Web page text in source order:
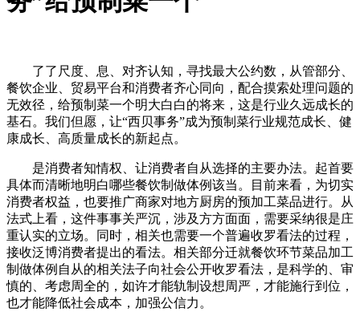
了了尺度、息、对齐认知，寻找最大公约数，从管部分、
餐饮企业、贸易平台和消费者齐心同向，配合摸索处理问题的
无效径，给预制菜一个明大白白的将来，这是行业久远成长的
基石。我们但愿，让“西贝事务”成为预制菜行业规范成长、健
康成长、高质量成长的新起点。
是消费者知情权、让消费者自从选择的主要办法。起首要
具体而清晰地明白哪些餐饮制做体例该当。目前来看，为切实
消费者权益，也要推广商家对地方厨房的预加工菜品进行。从
法式上看，这件事事关严沉，涉及方方面面，需要采纳很是庄
重认实的立场。同时，相关也需要一个普遍收罗看法的过程，
接收泛博消费者提出的看法。相关部分迁就餐饮环节菜品加工
制做体例自从的相关法子向社会公开收罗看法，是科学的、审
慎的、考虑周全的，如许才能轨制设想周严，才能施行到位，
也才能降低社会成本，加强公信力。